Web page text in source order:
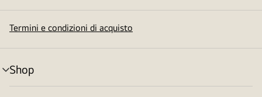
Termini e condizioni di acquisto
Shop
Attivazione
menu